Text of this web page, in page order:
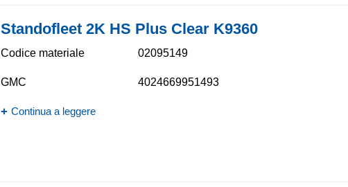
Standofleet 2K HS Plus Clear K9360
Codice materiale 02095149
GMC 4024669951493
Continua a leggere